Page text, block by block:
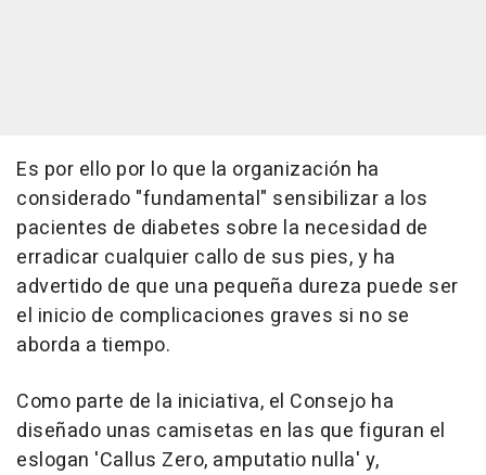
Es por ello por lo que la organización ha
considerado "fundamental" sensibilizar a los
pacientes de diabetes sobre la necesidad de
erradicar cualquier callo de sus pies, y ha
advertido de que una pequeña dureza puede ser
el inicio de complicaciones graves si no se
aborda a tiempo.
Como parte de la iniciativa, el Consejo ha
diseñado unas camisetas en las que figuran el
eslogan 'Callus Zero, amputatio nulla' y,